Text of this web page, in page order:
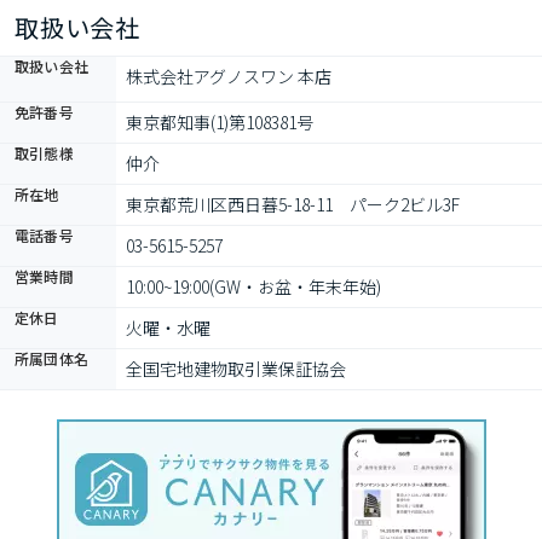
取扱い会社
取扱い会社 株式会社アグノスワン 本店
免許番号 東京都知事(1)第108381号
取引態様 仲介
所在地 東京都荒川区西日暮5-18-11　パーク2ビル3F
電話番号 03-5615-5257
営業時間 10:00~19:00(GW・お盆・年末年始)
定休日 火曜・水曜
所属団体名 全国宅地建物取引業保証協会